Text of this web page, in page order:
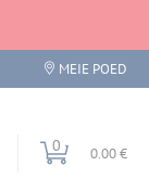
MEIE POED
0 0.00 €